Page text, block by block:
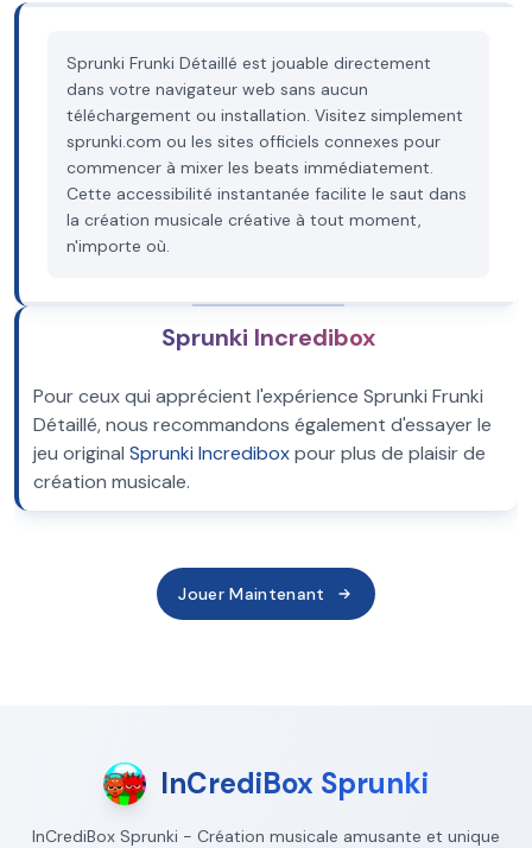
Sprunki Frunki Détaillé est jouable directement
dans votre navigateur web sans aucun
téléchargement ou installation. Visitez simplement
sprunki.com ou les sites officiels connexes pour
commencer à mixer les beats immédiatement.
Cette accessibilité instantanée facilite le saut dans
la création musicale créative à tout moment,
n'importe où.
Sprunki Incredibox
Pour ceux qui apprécient l'expérience Sprunki Frunki
Détaillé, nous recommandons également d'essayer le
jeu original Sprunki Incrediboxpour plus de plaisir de
création musicale.
Jouer Maintenant
InCrediBox Sprunki
InCrediBox Sprunki - Création musicale amusante et unique